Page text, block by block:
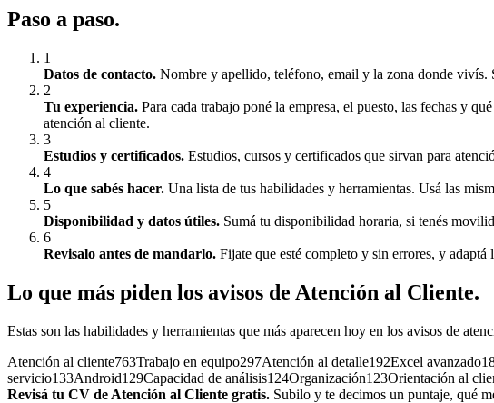
Paso a paso.
1
Datos de contacto. Nombre y apellido, teléfono, email y la zona donde vivís.
2
Tu experiencia. Para cada trabajo poné la empresa, el puesto, las fechas y
atención al cliente.
3
Estudios y certificados. Estudios, cursos y certificados que sirvan para
4
Lo que sabés hacer. Una lista de tus habilidades y herramientas. Usá las
5
Disponibilidad y datos útiles. Sumá tu disponibilidad horaria, si tenés
6
Revisalo antes de mandarlo. Fijate que esté completo y sin errores, y adaptá
Lo que más piden los avisos de Atención al Cliente.
Estas son las habilidades y herramientas que más aparecen hoy en los avisos de
Atención al cliente763Trabajo en equipo297Atención al detalle192Excel avanzado
servicio133Android129Capacidad de análisis124Organización123Orientación al
Revisá tu CV de Atención al Cliente gratis. Subilo y te decimos un puntaje, qué